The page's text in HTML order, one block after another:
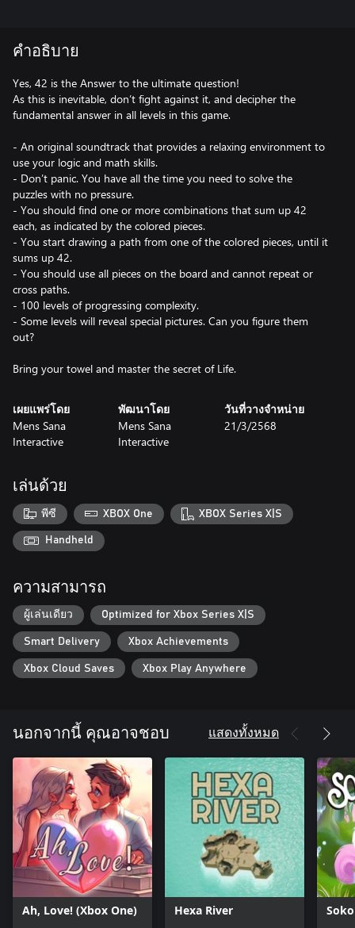
คำอธิบาย
Yes, 42 is the Answer to the ultimate question!
As this is inevitable, don’t fight against it, and decipher the
fundamental answer in all levels in this game.
- An original soundtrack that provides a relaxing environment to
use your logic and math skills.
- Don’t panic. You have all the time you need to solve the
puzzles with no pressure.
- You should find one or more combinations that sum up 42
each, as indicated by the colored pieces.
- You start drawing a path from one of the colored pieces, until it
sums up 42.
- You should use all pieces on the board and cannot repeat or
cross paths.
- 100 levels of progressing complexity.
- Some levels will reveal special pictures. Can you figure them
out?
Bring your towel and master the secret of Life.
เผยแพร่โดย
Mens Sana
Interactive
พัฒนาโดย
Mens Sana
Interactive
วันที่วางจำหน่าย
21/3/2568
เล่นด้วย
พีซี XBOX One XBOX Series X|S
Handheld
ความสามารถ
ผู้เล่นเดียว Optimized for Xbox Series X|S
Smart Delivery Xbox Achievements
Xbox Cloud Saves Xbox Play Anywhere
นอกจากนี้ คุณอาจชอบ แสดงทั้งหมด
Ah, Love! (Xbox One) Hexa River